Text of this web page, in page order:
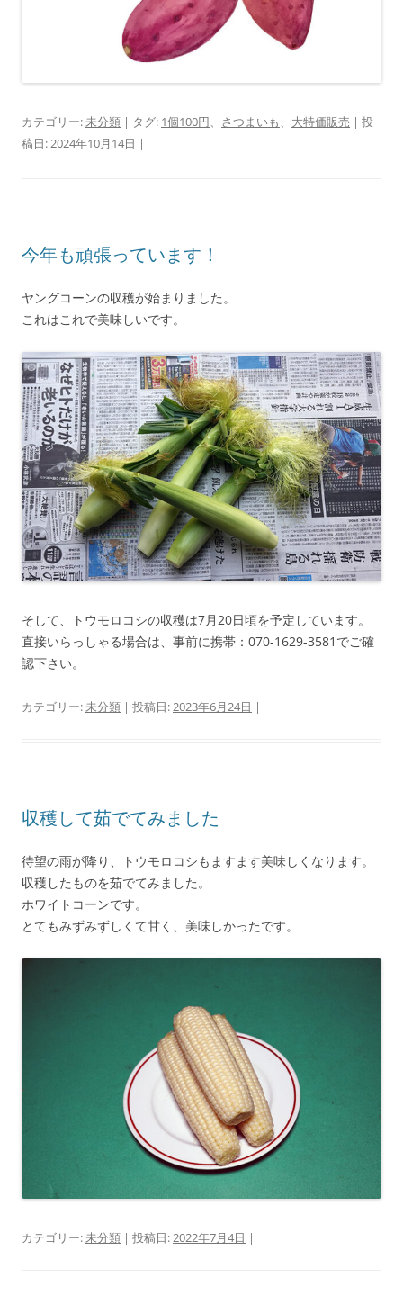
カテゴリー:未分類 | タグ: 1個100円、 さつまいも、 大特価販売 | 投
稿日:2024年10月14日 |
今年も頑張っています！
ヤングコーンの収穫が始まりました。
これはこれで美味しいです。
そして、トウモロコシの収穫は7月20日頃を予定しています。
直接いらっしゃる場合は、事前に携帯：070-1629-3581でご確
認下さい。
カテゴリー:未分類 | 投稿日:2023年6月24日 |
収穫して茹でてみました
待望の雨が降り、トウモロコシもますます美味しくなります。
収穫したものを茹でてみました。
ホワイトコーンです。
とてもみずみずしくて甘く、美味しかったです。
カテゴリー:未分類 | 投稿日:2022年7月4日 |